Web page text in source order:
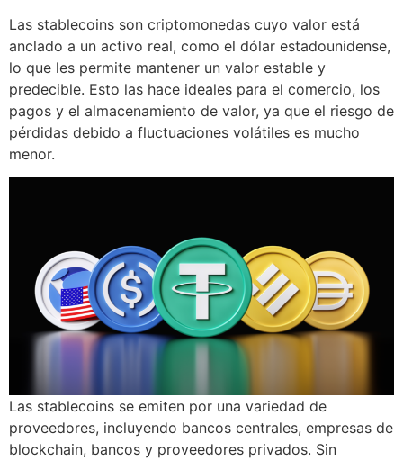
Las stablecoins son criptomonedas cuyo valor está
anclado a un activo real, como el dólar estadounidense,
lo que les permite mantener un valor estable y
predecible. Esto las hace ideales para el comercio, los
pagos y el almacenamiento de valor, ya que el riesgo de
pérdidas debido a fluctuaciones volátiles es mucho
menor.
Las stablecoins se emiten por una variedad de
proveedores, incluyendo bancos centrales, empresas de
blockchain, bancos y proveedores privados. Sin